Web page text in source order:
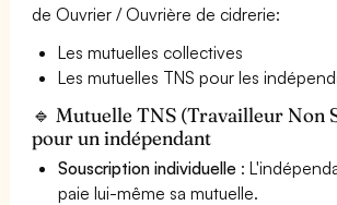
de Ouvrier / Ouvrière de cidrerie:
Les mutuelles collectives
Les mutuelles TNS pour les
🔹 Mutuelle TNS (Travailleur Non
pour un indépendant
Souscription individuelle :
paie lui-même sa mutuelle.